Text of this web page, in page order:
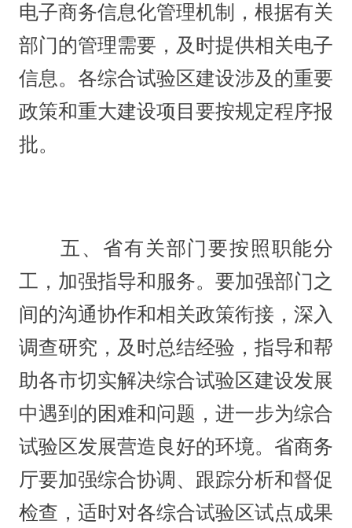
电子商务信息化管理机制，根据有关
部门的管理需要，及时提供相关电子
信息。各综合试验区建设涉及的重要
政策和重大建设项目要按规定程序报
批。
五、省有关部门要按照职能分
工，加强指导和服务。要加强部门之
间的沟通协作和相关政策衔接，深入
调查研究，及时总结经验，指导和帮
助各市切实解决综合试验区建设发展
中遇到的困难和问题，进一步为综合
试验区发展营造良好的环境。省商务
厅要加强综合协调、跟踪分析和督促
检查，适时对各综合试验区试点成果